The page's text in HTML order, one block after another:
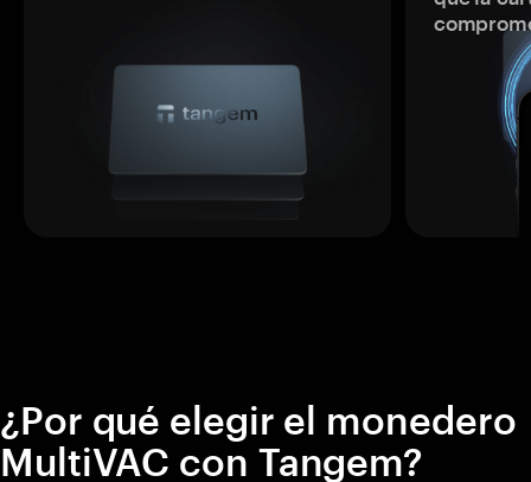
¿Por qué elegir el monedero
MultiVAC con Tangem?